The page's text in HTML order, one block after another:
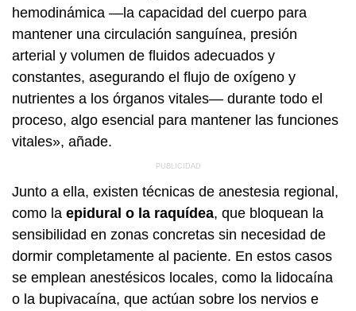
hemodinámica —la capacidad del cuerpo para
mantener una circulación sanguínea, presión
arterial y volumen de fluidos adecuados y
constantes, asegurando el flujo de oxígeno y
nutrientes a los órganos vitales— durante todo el
proceso, algo esencial para mantener las funciones
vitales», añade.
Junto a ella, existen técnicas de anestesia regional,
como la epidural o la raquídea, que bloquean la
sensibilidad en zonas concretas sin necesidad de
dormir completamente al paciente. En estos casos
se emplean anestésicos locales, como la lidocaína
o la bupivacaína, que actúan sobre los nervios e